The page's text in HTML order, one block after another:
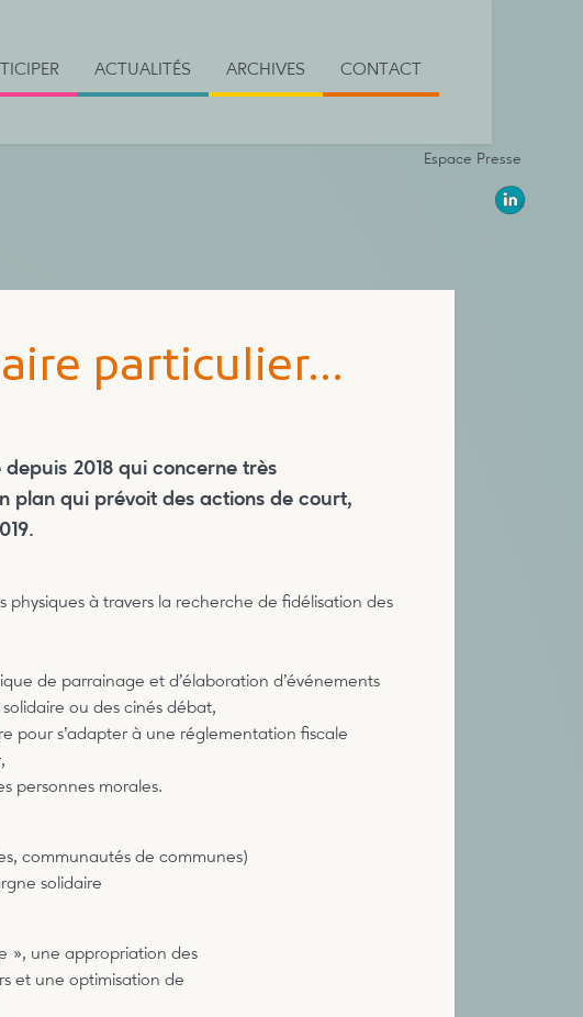
ACTUALITÉS ARCHIVES CONTACT
Espace Presse
particulier…
2018 qui concerne très
plan qui prévoit des actions de court,
physiques à travers la recherche de fidélisation des
de parrainage et d’élaboration d’événements
ou des cinés débat,
pour s’adapter à une réglementation fiscale
personnes morales.
communautés de communes)
solidaire
», une appropriation des
et une optimisation de